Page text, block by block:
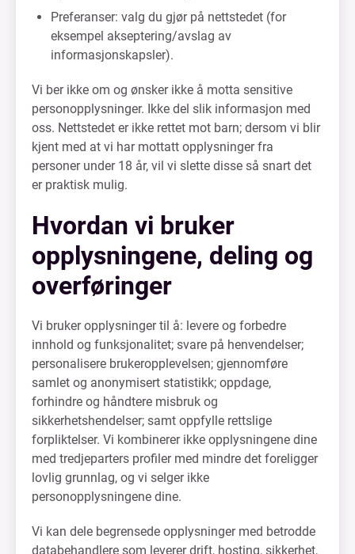
Preferanser: valg du gjør på nettstedet (for
eksempel akseptering/avslag av
informasjonskapsler).
Vi ber ikke om og ønsker ikke å motta sensitive
personopplysninger. Ikke del slik informasjon med
oss. Nettstedet er ikke rettet mot barn; dersom vi blir
kjent med at vi har mottatt opplysninger fra
personer under 18 år, vil vi slette disse så snart det
er praktisk mulig.
Hvordan vi bruker
opplysningene, deling og
overføringer
Vi bruker opplysninger til å: levere og forbedre
innhold og funksjonalitet; svare på henvendelser;
personalisere brukeropplevelsen; gjennomføre
samlet og anonymisert statistikk; oppdage,
forhindre og håndtere misbruk og
sikkerhetshendelser; samt oppfylle rettslige
forpliktelser. Vi kombinerer ikke opplysningene dine
med tredjeparters profiler med mindre det foreligger
lovlig grunnlag, og vi selger ikke
personopplysningene dine.
Vi kan dele begrensede opplysninger med betrodde
databehandlere som leverer drift, hosting, sikkerhet,